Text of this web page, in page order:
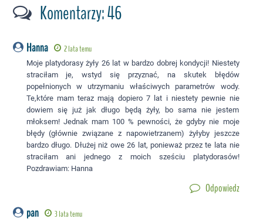
Komentarzy: 46
Hanna 2 lata temu
Moje platydorasy żyły 26 lat w bardzo dobrej kondycji! Niestety
straciłam je, wstyd się przyznać, na skutek błędów
popełnionych w utrzymaniu właściwych parametrów wody.
Te,które mam teraz mają dopiero 7 lat i niestety pewnie nie
dowiem się już jak długo będą żyły, bo sama nie jestem
młoksem! Jednak mam 100 % pewności, że gdyby nie moje
błędy (głównie związane z napowietrzanem) żyłyby jeszcze
bardzo długo. Dłużej niż owe 26 lat, ponieważ przez te lata nie
straciłam ani jednego z moich sześciu platydorasów!
Pozdrawiam: Hanna
Odpowiedz
pan 3 lata temu